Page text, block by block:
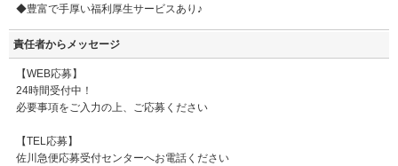
◆豊富で手厚い福利厚生サービスあり♪
責任者からメッセージ
【WEB応募】
24時間受付中！
必要事項をご入力の上、ご応募ください
【TEL応募】
佐川急便応募受付センターへお電話ください